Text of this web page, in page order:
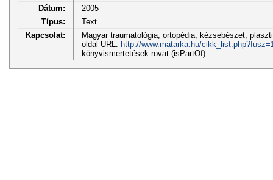
Dátum:
2005
Típus:
Text
Kapcsolat:
Magyar traumatológia, ortopédia, kézsebészet,
oldal URL: http://www.matarka.hu/
könyvismertetések rovat (isPartOf)